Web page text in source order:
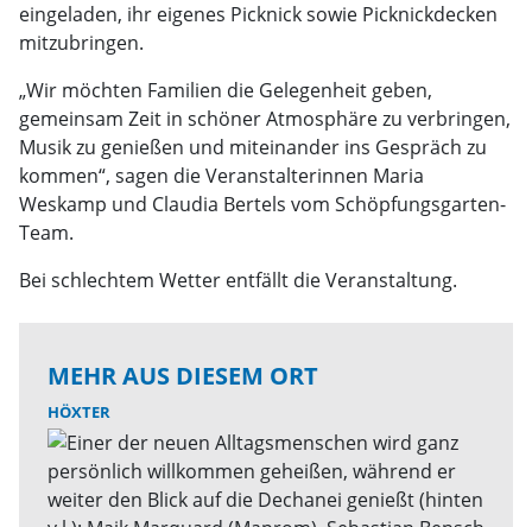
eingeladen, ihr eigenes Picknick sowie Picknickdecken
mitzubringen.
„Wir möchten Familien die Gelegenheit geben,
gemeinsam Zeit in schöner Atmosphäre zu verbringen,
Musik zu genießen und miteinander ins Gespräch zu
kommen“, sagen die Veranstalterinnen Maria
Weskamp und Claudia Bertels vom Schöpfungsgarten-
Team.
Bei schlechtem Wetter entfällt die Veranstaltung.
MEHR AUS DIESEM ORT
HÖXTER